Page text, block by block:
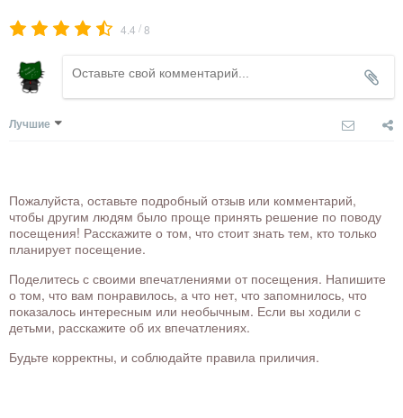
4.4 /8
Лучшие
Пожалуйста, оставьте подробный отзыв или комментарий,
чтобы другим людям было проще принять решение по поводу
посещения! Расскажите о том, что стоит знать тем, кто только
планирует посещение.
Поделитесь с своими впечатлениями от посещения. Напишите
о том, что вам понравилось, а что нет, что запомнилось, что
показалось интересным или необычным. Если вы ходили с
детьми, расскажите об их впечатлениях.
Будьте корректны, и соблюдайте правила приличия.